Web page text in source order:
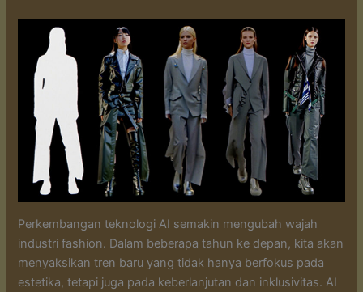
Perkembangan teknologi AI semakin mengubah wajah
industri fashion. Dalam beberapa tahun ke depan, kita akan
menyaksikan tren baru yang tidak hanya berfokus pada
estetika, tetapi juga pada keberlanjutan dan inklusivitas. AI